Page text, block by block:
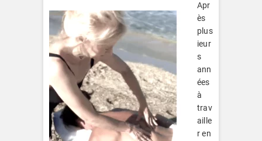
Apr
ès
plus
ieur
s
ann
ées
à
trav
aille
r en